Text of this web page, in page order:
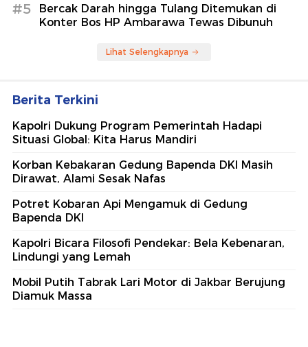
#5
Bercak Darah hingga Tulang Ditemukan di
Konter Bos HP Ambarawa Tewas Dibunuh
Lihat Selengkapnya
Berita Terkini
Kapolri Dukung Program Pemerintah Hadapi
Situasi Global: Kita Harus Mandiri
Korban Kebakaran Gedung Bapenda DKI Masih
Dirawat, Alami Sesak Nafas
Potret Kobaran Api Mengamuk di Gedung
Bapenda DKI
Kapolri Bicara Filosofi Pendekar: Bela Kebenaran,
Lindungi yang Lemah
Mobil Putih Tabrak Lari Motor di Jakbar Berujung
Diamuk Massa